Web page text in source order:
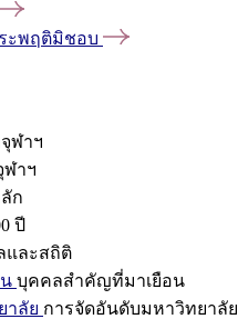
ะพฤติมิชอบ
ฬาฯ
ฬาฯ
ก
ปี
และสถิติ
บุคคลสำคัญที่มาเยือน
าลัย การจัดอันดับมหาวิทยาลัย